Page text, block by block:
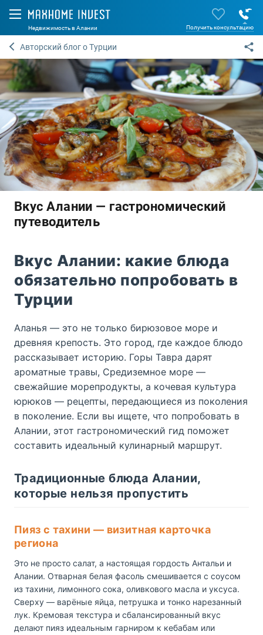
Недвижимость в Алании Получить консультацию
Авторский блог о Турции
Вкус Алании — гастрономический
путеводитель
Вкус Алании: какие блюда
обязательно попробовать в
Турции
Аланья — это не только бирюзовое море и
древняя крепость. Это город, где каждое блюдо
рассказывает историю. Горы Тавра дарят
ароматные травы, Средиземное море —
свежайшие морепродукты, а кочевая культура
юрюков — рецепты, передающиеся из поколения
в поколение. Если вы ищете, что попробовать в
Алании, этот гастрономический гид поможет
составить идеальный кулинарный маршрут.
Традиционные блюда Алании,
которые нельзя пропустить
Пияз с тахини — визитная карточка
региона
Это не просто салат, а настоящая гордость Антальи и
Алании. Отварная белая фасоль смешивается с соусом
из тахини, лимонного сока, оливкового масла и уксуса.
Сверху — варёные яйца, петрушка и тонко нарезанный
лук. Кремовая текстура и сбалансированный вкус
делают пияз идеальным гарниром к кебабам или